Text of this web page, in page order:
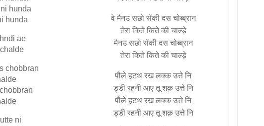
hunda
hunda
ae
chobbran
ni
वे मैनउ सछो सॅकी दस चोब्ब्रान
तेरा किते किते की चाल्ड़े
मैनउ सछो सॅकी दस चोब्ब्रान
तेरा किते किते की चाल्ड़े
पौले हटथ रख लक्क उत्ते नि
ड्डी रहनी आए तू शक़ उत्ते नि
पौले हटथ रख लक्क उत्ते नि
ड्डी रहनी आए तू शक़ उत्ते नि